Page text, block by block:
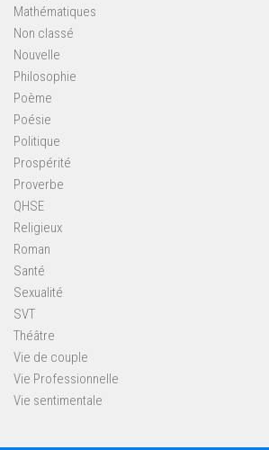
Mathématiques
Non classé
Nouvelle
Philosophie
Poème
Poésie
Politique
Prospérité
Proverbe
QHSE
Religieux
Roman
Santé
Sexualité
SVT
Théâtre
Vie de couple
Vie Professionnelle
Vie sentimentale